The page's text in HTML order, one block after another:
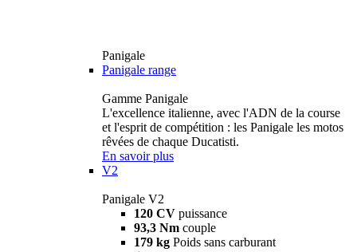
Panigale
Panigale range
Gamme Panigale
L'excellence italienne, avec l'ADN de la course
et l'esprit de compétition : les Panigale les motos
rêvées de chaque Ducatisti.
En savoir plus
V2
Panigale V2
120 CV puissance
93,3 Nm couple
179 kg Poids sans carburant